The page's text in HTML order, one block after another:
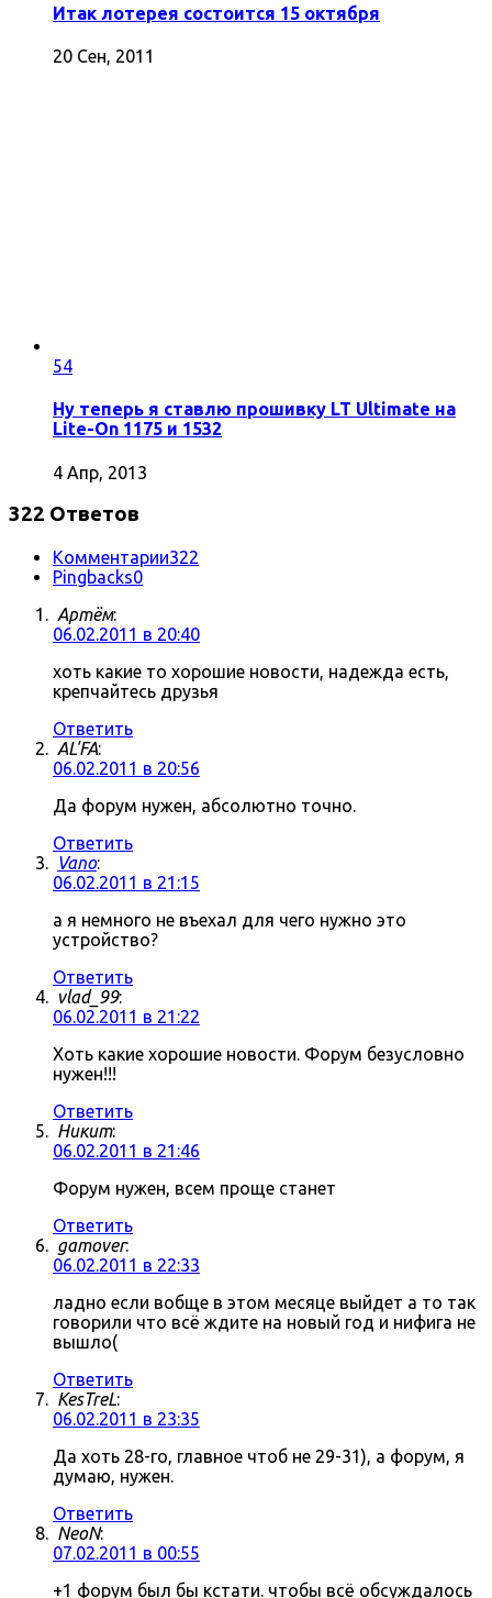
Итак лотерея состоится 15 октября
20 Сен, 2011
54
Ну теперь я ставлю прошивку LT Ultimate на
Lite-On 1175 и 1532
4 Апр, 2013
322 Ответов
Комментарии322
Pingbacks0
Артём:
06.02.2011 в 20:40
хоть какие то хорошие новости, надежда есть,
крепчайтесь друзья
Ответить
AL'FA:
06.02.2011 в 20:56
Да форум нужен, абсолютно точно.
Ответить
Vano:
06.02.2011 в 21:15
а я немного не въехал для чего нужно это
устройство?
Ответить
vlad_99:
06.02.2011 в 21:22
Хоть какие хорошие новости. Форум безусловно
нужен!!!
Ответить
Никит:
06.02.2011 в 21:46
Форум нужен, всем проще станет
Ответить
gamover:
06.02.2011 в 22:33
ладно если вобще в этом месяце выйдет а то так
говорили что всё ждите на новый год и нифига не
вышло(
Ответить
KesTreL:
06.02.2011 в 23:35
Да хоть 28-го, главное чтоб не 29-31), а форум, я
думаю, нужен.
Ответить
NeoN:
07.02.2011 в 00:55
+1 форум был бы кстати. чтобы всё обсуждалось